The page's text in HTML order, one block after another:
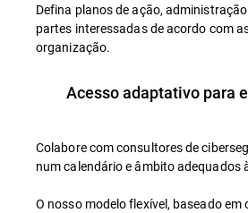
Defina planos de ação,
partes interessadas de acordo com
organização.
Acesso adaptativo para
Colabore com consultores de
num calendário e âmbito adequados
O nosso modelo flexível, baseado